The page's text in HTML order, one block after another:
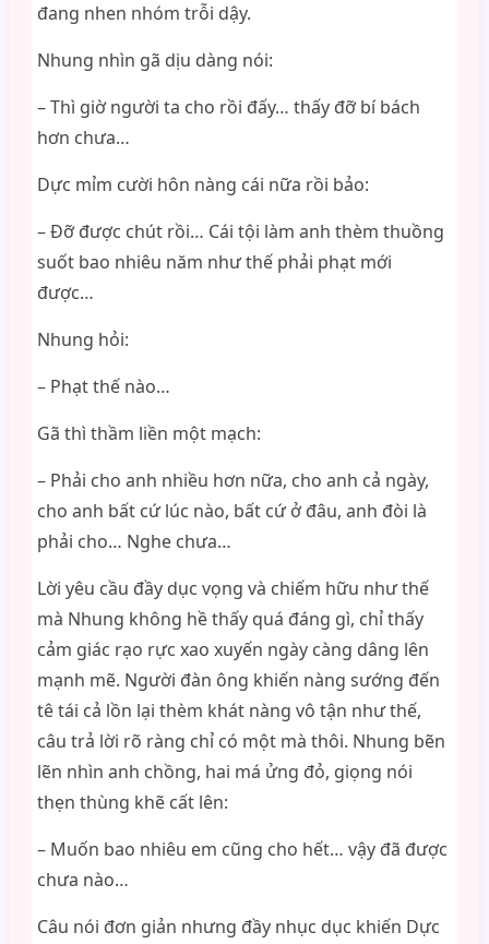
đang nhen nhóm trỗi dậy.
Nhung nhìn gã dịu dàng nói:
– Thì giờ người ta cho rồi đấy… thấy đỡ bí bách
hơn chưa…
Dực mỉm cười hôn nàng cái nữa rồi bảo:
– Đỡ được chút rồi… Cái tội làm anh thèm thuồng
suốt bao nhiêu năm như thế phải phạt mới
được…
Nhung hỏi:
– Phạt thế nào…
Gã thì thầm liền một mạch:
– Phải cho anh nhiều hơn nữa, cho anh cả ngày,
cho anh bất cứ lúc nào, bất cứ ở đâu, anh đòi là
phải cho… Nghe chưa…
Lời yêu cầu đầy dục vọng và chiếm hữu như thế
mà Nhung không hề thấy quá đáng gì, chỉ thấy
cảm giác rạo rực xao xuyến ngày càng dâng lên
mạnh mẽ. Người đàn ông khiến nàng sướng đến
tê tái cả lồn lại thèm khát nàng vô tận như thế,
câu trả lời rõ ràng chỉ có một mà thôi. Nhung bẽn
lẽn nhìn anh chồng, hai má ửng đỏ, giọng nói
thẹn thùng khẽ cất lên:
– Muốn bao nhiêu em cũng cho hết… vậy đã được
chưa nào…
Câu nói đơn giản nhưng đầy nhục dục khiến Dực